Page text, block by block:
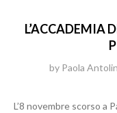
L’ACCADEMIA
by Paola
L’8 novembre scorso a